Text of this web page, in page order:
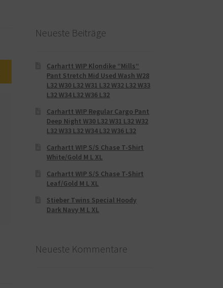
Neueste Beiträge
Carhartt WIP Klondike “Mills“
Pant Stretch Mid Used Wash W28
L32 W30 L32 W31 L32 W32 L32 W33
L32 W34 L32 W36 L32
Carhartt WIP Regular Cargo Pant
Deep Night W30 L32 W31 L32 W32
L32 W33 L32 W34 L32 W36 L32
Carhartt WIP S/S Chase T-Shirt
White/Gold M L XL
Carhartt WIP S/S Chase T-Shirt
Leaf/Gold M L XL
Stieber Twins Special Hoody
Dark Navy M L XL
Neueste Kommentare